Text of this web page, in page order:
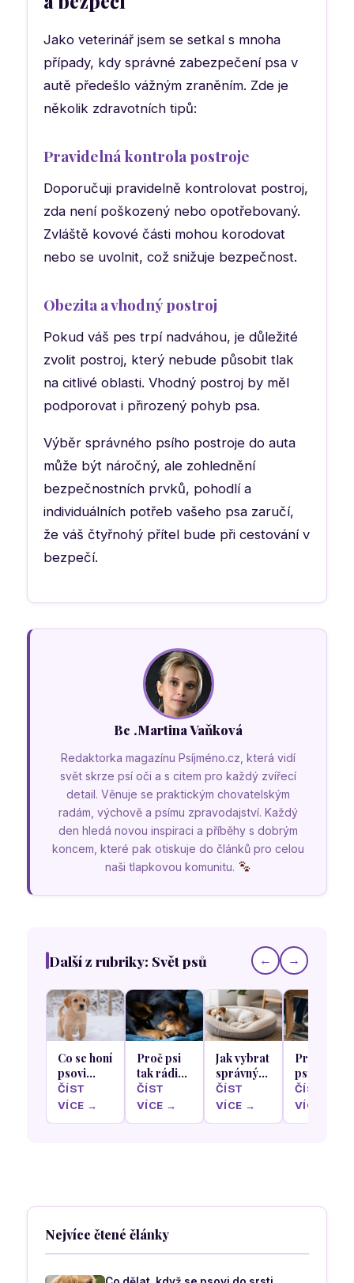
Jako veterinář jsem se setkal s mnoha
případy, kdy správné zabezpečení psa v
autě předešlo vážným zraněním. Zde je
několik zdravotních tipů:
Pravidelná kontrola postroje
Doporučuji pravidelně kontrolovat postroj,
zda není poškozený nebo opotřebovaný.
Zvláště kovové části mohou korodovat
nebo se uvolnit, což snižuje bezpečnost.
Obezita a vhodný postroj
Pokud váš pes trpí nadváhou, je důležité
zvolit postroj, který nebude působit tlak
na citlivé oblasti. Vhodný postroj by měl
podporovat i přirozený pohyb psa.
Výběr správného psího postroje do auta
může být náročný, ale zohlednění
bezpečnostních prvků, pohodlí a
individuálních potřeb vašeho psa zaručí,
že váš čtyřnohý přítel bude při cestování v
bezpečí.
Bc .Martina Vaňková
Redaktorka magazínu Psíjméno.cz, která vidí
svět skrze psí oči a s citem pro každý zvířecí
detail. Věnuje se praktickým chovatelským
radám, výchově a psímu zpravodajství. Každý
den hledá novou inspiraci a příběhy s dobrým
koncem, které pak otiskuje do článků pro celou
naši tlapkovou komunitu.
Další z rubriky: Svět psů ← →
Co se honí
psovi
hlavou
když
ČÍST
VÍCE →
Proč psi
tak rádi
olizují
krém z
ČÍST
VÍCE →
Jak vybrat
správný
pelíšek
podle
nejoblíbenější
ČÍST
VÍCE →
Proč se
psi rádi
schovávají
pod stůl
ČÍST
VÍCE →
Nejvíce čtené články